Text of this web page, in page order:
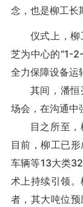
念，也是柳工长
仪式上，
芝为中心的“1-
全力保障设备运
其间，潘
场会，在沟通中
目之所至
目前，柳工已
车辆等13大类
术上持续引领
者，其大吨位